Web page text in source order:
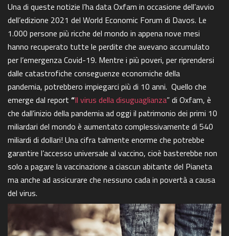
Una di queste notizie l’ha data Oxfam in occasione dell’avvio
dell’edizione 2021 del World Economic Forum di Davos. Le
1.000 persone più ricche del mondo in appena nove mesi
hanno recuperato tutte le perdite che avevano accumulato
per l’emergenza Covid-19. Mentre i più poveri, per riprendersi
dalle catastrofiche conseguenze economiche della
pandemia, potrebbero impiegarci più di 10 anni. Quello che
emerge dal report “Il virus della disuguaglianza” di Oxfam, è
che dall’inizio della pandemia ad oggi il patrimonio dei primi 10
miliardari del mondo è aumentato complessivamente di 540
miliardi di dollari! Una cifra talmente enorme che potrebbe
garantire l’accesso universale al vaccino, cioè basterebbe non
solo a pagare la vaccinazione a ciascun abitante del Pianeta
ma anche ad assicurare che nessuno cada in povertà a causa
del virus.